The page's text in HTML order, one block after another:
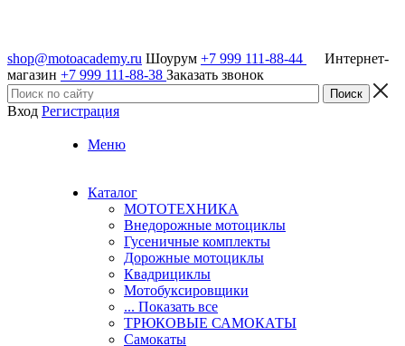
shop@motoacademy.ru Шоурум +7 999 111-88-44
Интернет-
магазин +7 999 111-88-38 Заказать звонок
Вход Регистрация
Меню
Каталог
МОТОТЕХНИКА
Внедорожные мотоциклы
Гусеничные комплекты
Дорожные мотоциклы
Квадрициклы
Мотобуксировщики
... Показать все
ТРЮКОВЫЕ САМОКАТЫ
Самокаты